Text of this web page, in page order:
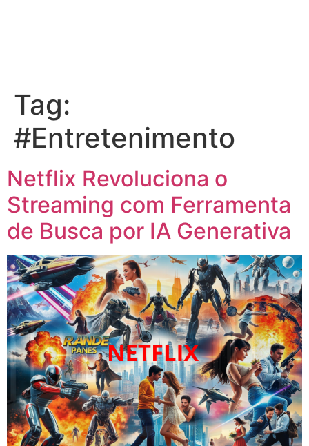
Tag:
#Entretenimento
Netflix Revoluciona o
Streaming com Ferramenta
de Busca por IA Generativa